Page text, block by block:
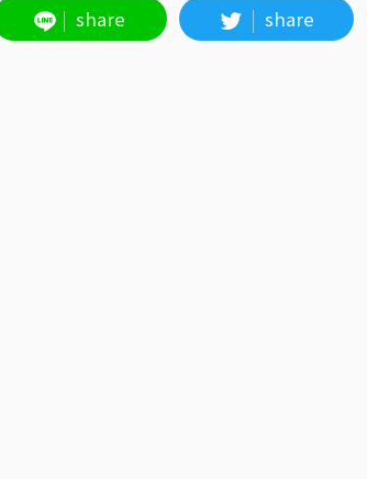
share share